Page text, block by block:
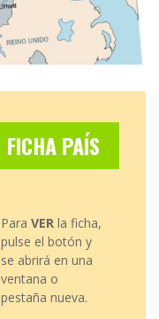
FICHA PAÍS
Para VER la ficha,
pulse el botón y
se abrirá en una
ventana o
pestaña nueva.